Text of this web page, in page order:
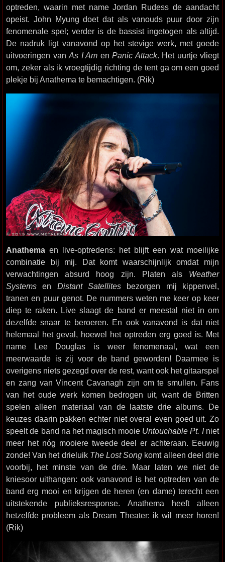
optreden, waarin met name Jordan Rudess de aandacht
opeist. John Myung doet dat als vanouds puur door zijn
fenomenale spel; verder is de bassist ingetogen als altijd.
De nadruk ligt vanavond op het stevige werk, met goede
uitvoeringen van As I Am en Panic Attack. Het uurtje vliegt
om, zeker als ik vroegtijdig richting de tent ga om een goed
plekje bij Anathema te bemachtigen. (Rik)
Anathema en live-optredens: het blijft een wat moeilijke
combinatie bij mij. Dat komt waarschijnlijk omdat mijn
verwachtingen absurd hoog zijn. Platen als Weather
Systems en Distant Satellites bezorgen mij kippenvel,
tranen en puur genot. De nummers weten me keer op keer
diep te raken. Live slaagt de band er meestal niet in om
dezelfde snaar te beroeren. En ook vanavond is dat niet
helemaal het geval, hoewel het optreden erg goed is. Met
name Lee Douglas is weer fenomenaal, wat een
meerwaarde is zij voor de band geworden! Daarmee is
overigens niets gezegd over de rest, want ook het gitaarspel
en zang van Vincent Cavanagh zijn om te smullen. Fans
van het oude werk komen bedrogen uit, want de Britten
spelen alleen materiaal van de laatste drie albums. De
keuzes daarin pakken echter niet overal even goed uit. Zo
speelt de band na het magisch mooie Untouchable Pt. Iniet
meer het nóg mooiere tweede deel er achteraan. Eeuwig
zonde! Van het drieluik The Lost Song komt alleen deel drie
voorbij, het minste van de drie. Maar laten we niet de
kniesoor uithangen: ook vanavond is het optreden van de
band erg mooi en krijgen de heren (en dame) terecht een
uitstekende publieksresponse. Anathema heeft alleen
hetzelfde probleem als Dream Theater: ik wil meer horen!
(Rik)